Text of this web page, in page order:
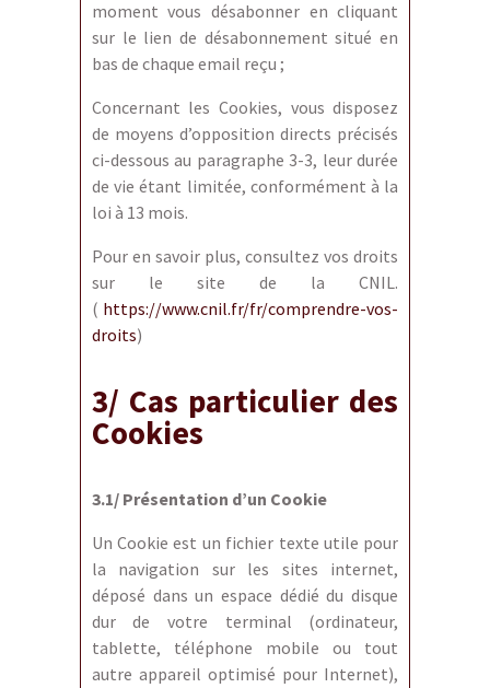
moment vous désabonner en cliquant
sur le lien de désabonnement situé en
bas de chaque email reçu ;
Concernant les Cookies, vous disposez
de moyens d’opposition directs précisés
ci-dessous au paragraphe 3-3, leur durée
de vie étant limitée, conformément à la
loi à 13 mois.
Pour en savoir plus, consultez vos droits
sur le site de la CNIL.
( https://www.cnil.fr/fr/comprendre-vos-
droits)
3/ Cas particulier des
Cookies
3.1/ Présentation d’un Cookie
Un Cookie est un fichier texte utile pour
la navigation sur les sites internet,
déposé dans un espace dédié du disque
dur de votre terminal (ordinateur,
tablette, téléphone mobile ou tout
autre appareil optimisé pour Internet),